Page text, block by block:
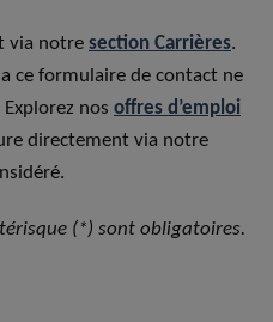
via notre section Carrières.
ce formulaire de contact ne
nos offres d’emploi
directement via notre
(*) sont obligatoires.